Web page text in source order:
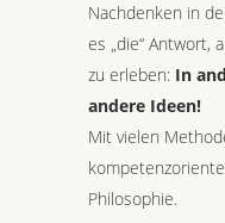
Nachdenken in
es „die“ Antwort,
zu erleben: In
andere Ideen!
Mit vielen
Philosophie.